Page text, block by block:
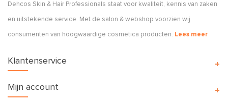
Dehcos Skin & Hair Professionals staat voor kwaliteit, kennis van zaken
en uitstekende service. Met de salon & webshop voorzien wij
consumenten van hoogwaardige cosmetica producten. Lees meer
Klantenservice
Mijn account